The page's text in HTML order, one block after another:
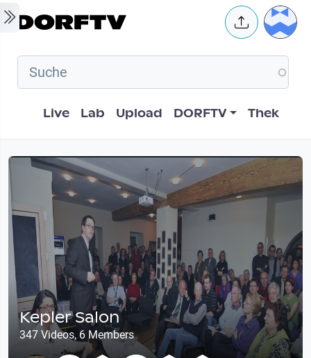
Skip to main content User
Hauptnavigation
Live Lab Upload DORFTV Thek
Kepler Salon
347 Videos, 6 Members